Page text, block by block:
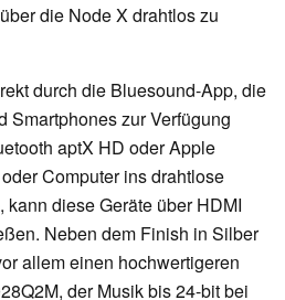
die Node X drahtlos zu
durch die Bluesound-App, die
Smartphones zur Verfügung
aptX HD oder Apple
Computer ins drahtlose
diese Geräte über HDMI
Neben dem Finish in Silber
allem einen hochwertigeren
der Musik bis 24-bit bei